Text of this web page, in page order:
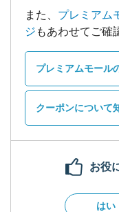
また、 プレミアム
ジ もあわせてご確
プレミアムモール
クーポンについて
お役
はい